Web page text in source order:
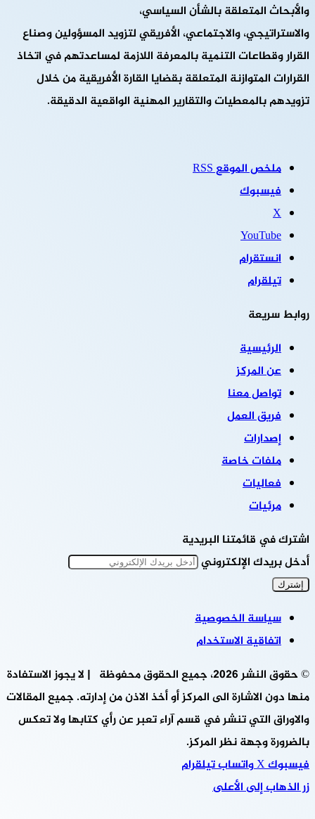
والأبحاث المتعلقة بالشأن السياسي،
والاستراتيجي، والاجتماعي، الأفريقي لتزويد المسؤولين وصناع
القرار وقطاعات التنمية بالمعرفة اللازمة لمساعدتهم في اتخاذ
القرارات المتوازنة المتعلقة بقضايا القارة الأفريقية من خلال
تزويدهم بالمعطيات والتقارير المهنية الواقعية الدقيقة.
ملخص الموقع RSS
فيسبوك
‫X
‫YouTube
انستقرام
تيلقرام
روابط سريعة
الرئيسية
عن المركز
تواصل معنا
فريق العمل
إصدارات
ملفات خاصة
فعاليات
مرئيات
اشترك في قائمتنا البريدية
أدخل بريدك الإلكتروني
سياسة الخصوصية
اتفاقية الاستخدام
© حقوق النشر 2026، جميع الحقوق محفوظة | لا يجوز الاستفادة
منها دون الاشارة الى المركز أو أخذ الاذن من إدارته. جميع المقالات
والاوراق التي تنشر في قسم آراء تعبر عن رأي كتابها ولا تعكس
بالضرورة وجهة نظر المركز.
فيسبوك‫Xواتسابتيلقرام
زر الذهاب إلى الأعلى